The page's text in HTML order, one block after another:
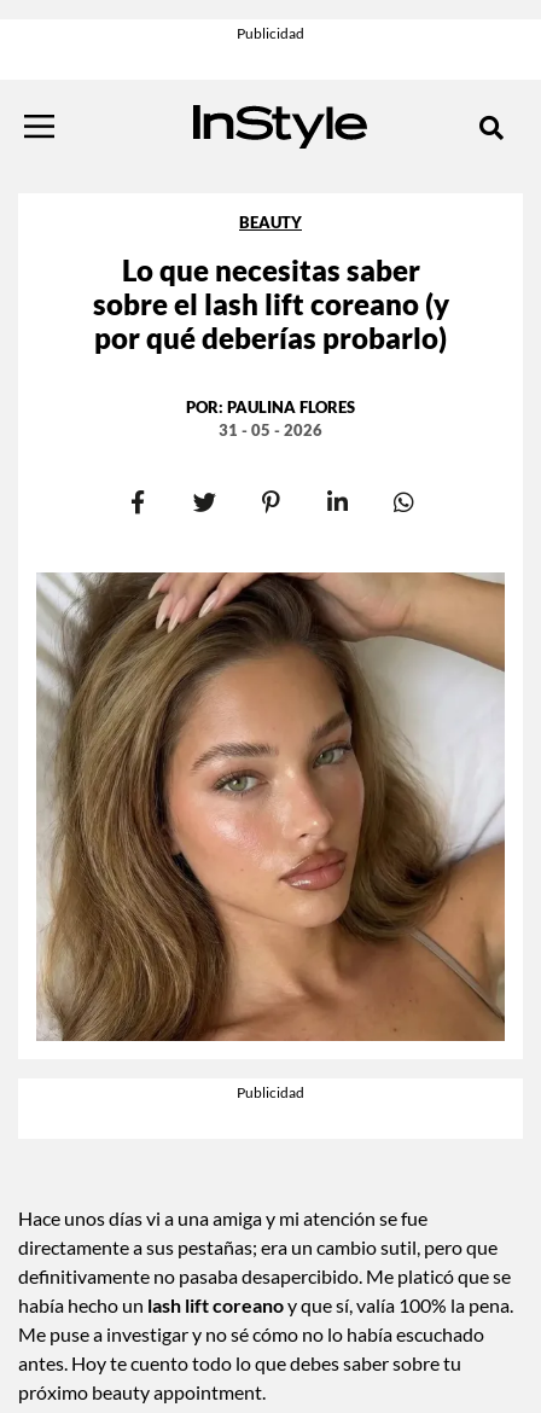
BEAUTY
Lo que necesitas saber
sobre el lash lift coreano (y
por qué deberías probarlo)
POR: PAULINA FLORES
31 - 05 - 2026
Hace unos días vi a una amiga y mi atención se fue
directamente a sus pestañas; era un cambio sutil, pero que
definitivamente no pasaba desapercibido. Me platicó que se
había hecho un lash lift coreanoy que sí, valía 100% la pena.
Me puse a investigar y no sé cómo no lo había escuchado
antes. Hoy te cuento todo lo que debes saber sobre tu
próximo beauty appointment.